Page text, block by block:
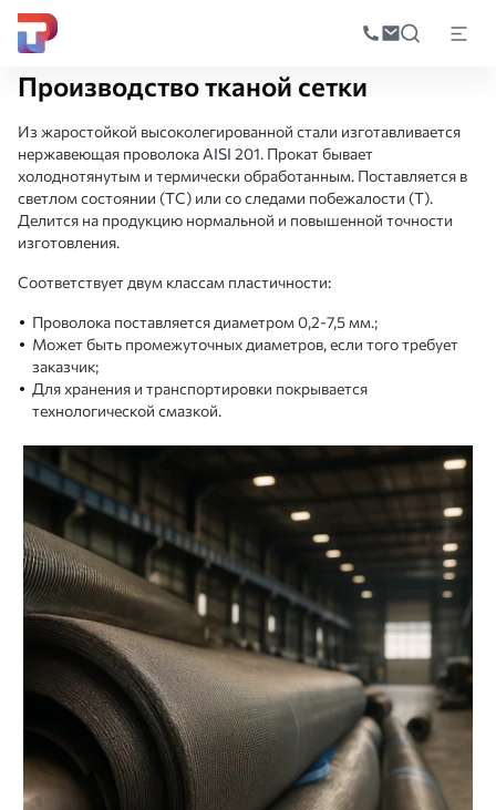
по
Главная Производство тканой
Производство тканой сетки
Из жаростойкой высоколегированной стали изготавливается
нержавеющая проволока AISI 201. Прокат бывает
холоднотянутым и термически обработанным. Поставляется в
светлом состоянии (ТС) или со следами побежалости (Т).
Делится на продукцию нормальной и повышенной точности
изготовления.
Соответствует двум классам пластичности:
Проволока поставляется диаметром 0,2-7,5 мм.;
Может быть промежуточных диаметров, если того требует
заказчик;
Для хранения и транспортировки покрывается
технологической смазкой.